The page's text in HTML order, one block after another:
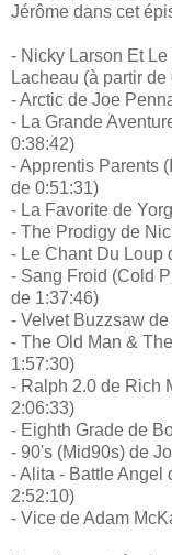
Jérôme dans cet
- Nicky Larson Et
Lacheau (à partir de
- Arctic de Joe
- La Grande
0:38:42)
- Apprentis Parents
de 0:51:31)
- La Favorite de
- The Prodigy de
- Le Chant Du Loup
- Sang Froid (Cold
de 1:37:46)
- Velvet Buzzsaw
- The Old Man &
1:57:30)
- Ralph 2.0 de Rich
2:06:33)
- Eighth Grade de
- 90's (Mid90s) de
- Alita - Battle Angel
2:52:10)
- Vice de Adam